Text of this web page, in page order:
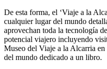
De esta forma, el ‘Viaje a la
cualquier lugar del mundo
aprovechan toda la tecnología
potencial viajero incluyendo
Museo del Viaje a la Alcarria
del mundo dedicado a un libro.